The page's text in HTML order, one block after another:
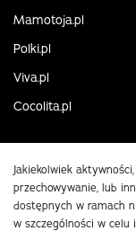
Mamotoja.pl
Polki.pl
Viva.pl
Cocolita.pl
Jakiekolwiek
przechowywanie, lub
dostępnych w ramach
w szczególności w celu